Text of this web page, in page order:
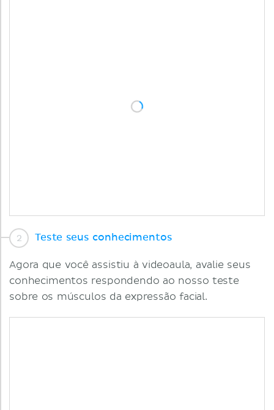
Teste seus conhecimentos
Agora que você assistiu à videoaula, avalie seus
conhecimentos respondendo ao nosso teste
sobre os músculos da expressão facial.